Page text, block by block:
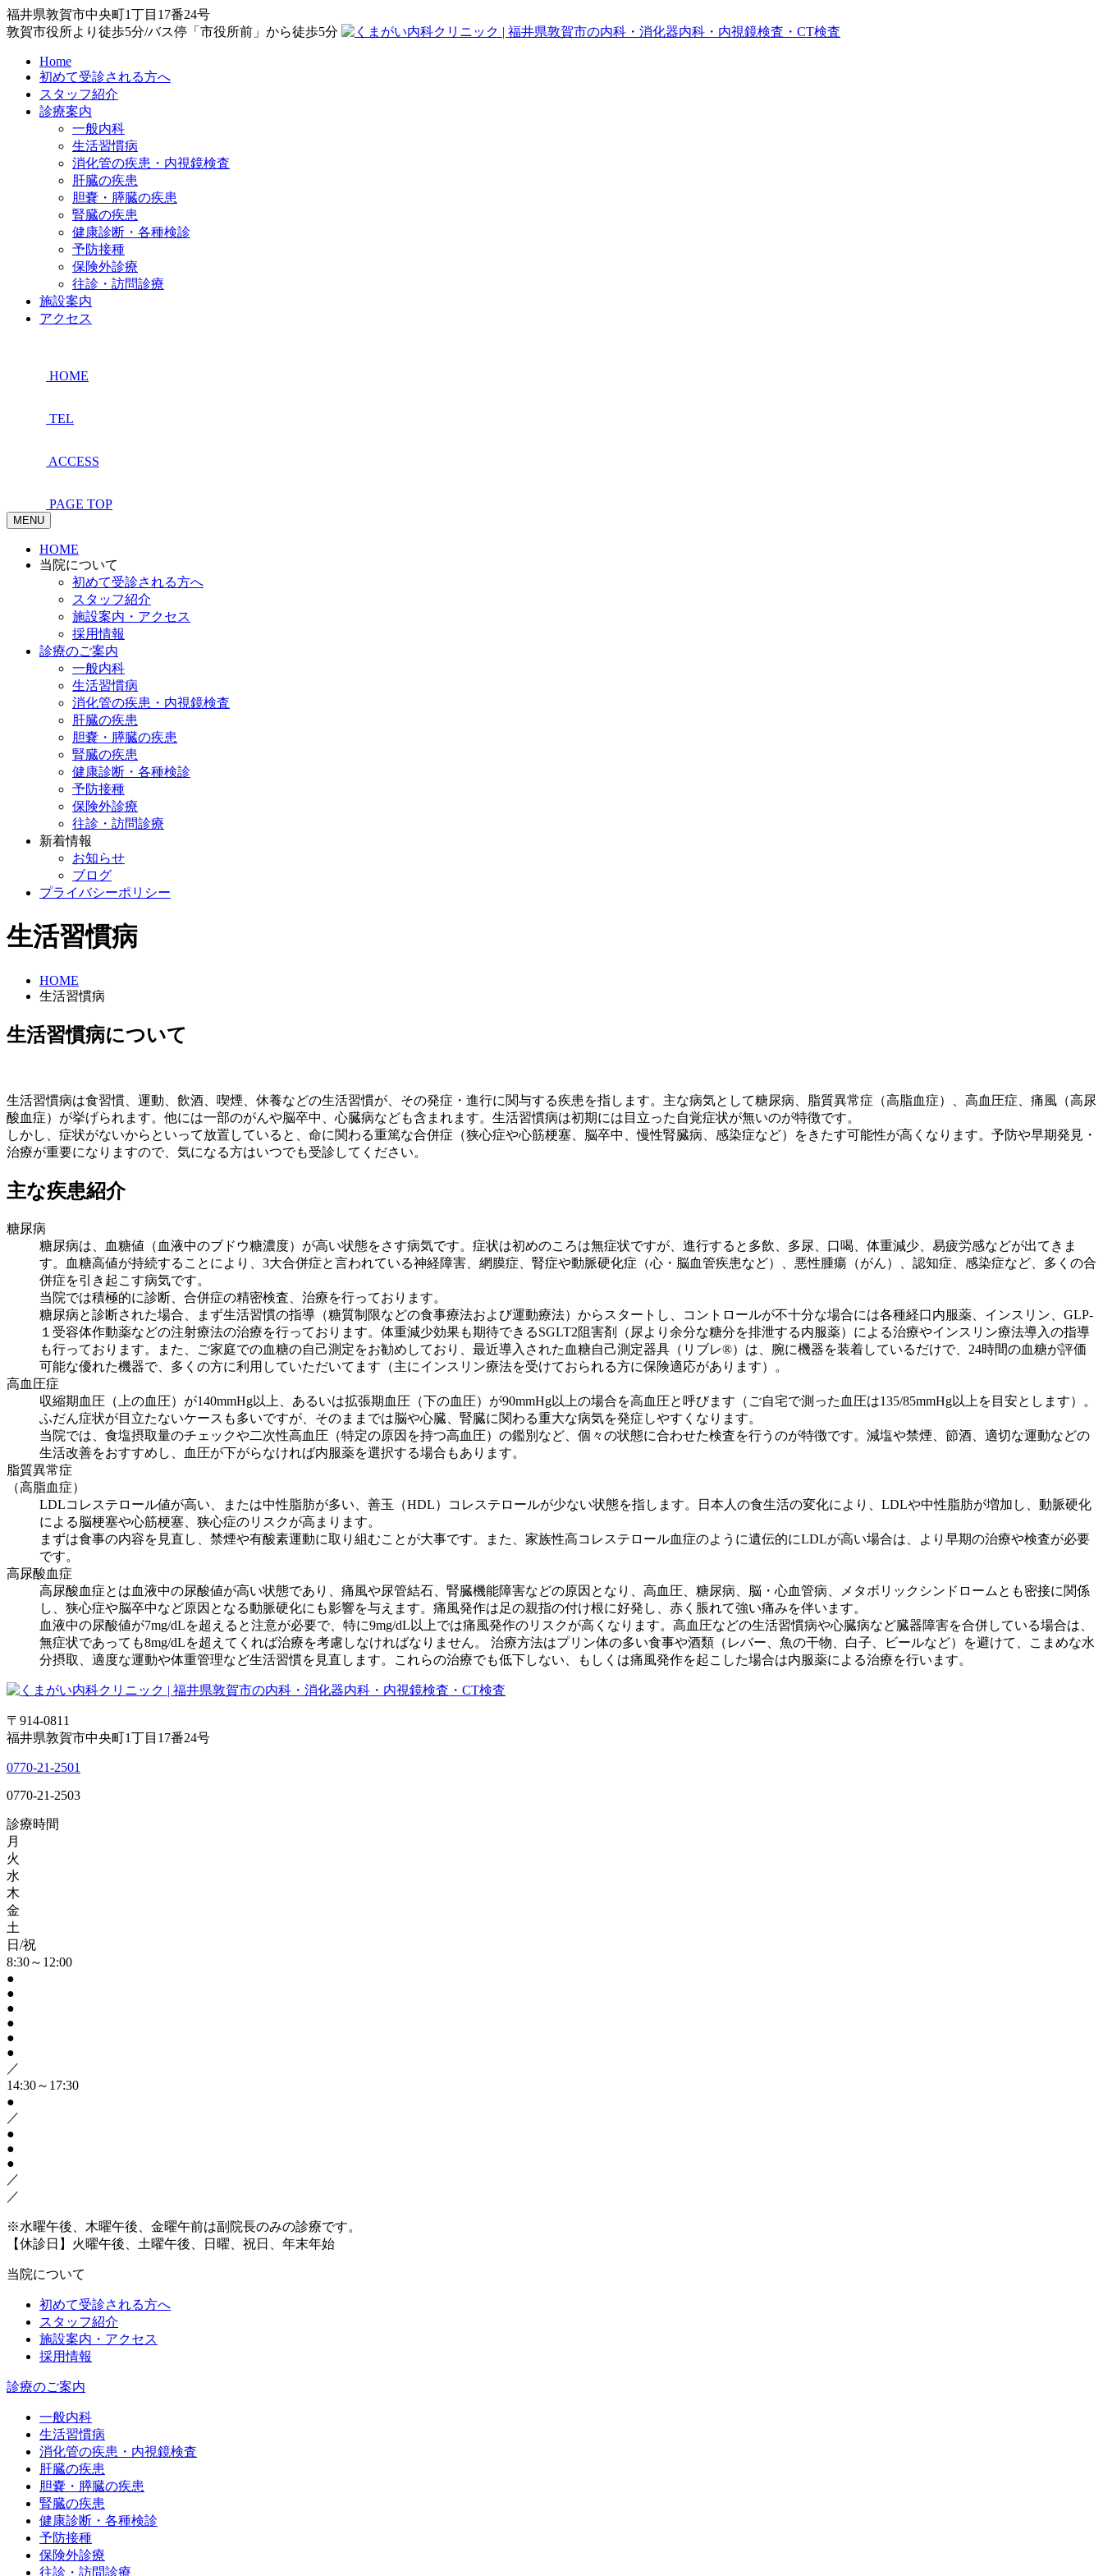
福井県敦賀市中央町1丁目17番24号
敦賀市役所より徒歩5分/バス停「市役所前」から徒歩5分
Home
初めて受診される方へ
スタッフ紹介
診療案内
一般内科
生活習慣病
消化管の疾患・内視鏡検査
肝臓の疾患
胆嚢・膵臓の疾患
腎臓の疾患
健康診断・各種検診
予防接種
保険外診療
往診・訪問診療
施設案内
アクセス
HOME
TEL
ACCESS
PAGE TOP
MENU
HOME
当院について
初めて受診される方へ
スタッフ紹介
施設案内・アクセス
採用情報
診療のご案内
一般内科
生活習慣病
消化管の疾患・内視鏡検査
肝臓の疾患
胆嚢・膵臓の疾患
腎臓の疾患
健康診断・各種検診
予防接種
保険外診療
往診・訪問診療
新着情報
お知らせ
ブログ
プライバシーポリシー
生活習慣病
HOME
生活習慣病
生活習慣病について
生活習慣病は食習慣、運動、飲酒、喫煙、休養などの生活習慣が、その発症・進行に関与する疾患を指します。主な病気として糖尿病、脂質異常症（高脂血症）、高血圧症、痛風（高尿
酸血症）が挙げられます。他には一部のがんや脳卒中、心臓病なども含まれます。生活習慣病は初期には目立った自覚症状が無いのが特徴です。
しかし、症状がないからといって放置していると、命に関わる重篤な合併症（狭心症や心筋梗塞、脳卒中、慢性腎臓病、感染症など）をきたす可能性が高くなります。予防や早期発見・
治療が重要になりますので、気になる方はいつでも受診してください。
主な疾患紹介
糖尿病
糖尿病は、血糖値（血液中のブドウ糖濃度）が高い状態をさす病気です。症状は初めのころは無症状ですが、進行すると多飲、多尿、口喝、体重減少、易疲労感などが出てきま
す。血糖高値が持続することにより、3大合併症と言われている神経障害、網膜症、腎症や動脈硬化症（心・脳血管疾患など）、悪性腫瘍（がん）、認知症、感染症など、多くの合
併症を引き起こす病気です。
当院では積極的に診断、合併症の精密検査、治療を行っております。
糖尿病と診断された場合、まず生活習慣の指導（糖質制限などの食事療法および運動療法）からスタートし、コントロールが不十分な場合には各種経口内服薬、インスリン、GLP-
１受容体作動薬などの注射療法の治療を行っております。体重減少効果も期待できるSGLT2阻害剤（尿より余分な糖分を排泄する内服薬）による治療やインスリン療法導入の指導
も行っております。また、ご家庭での血糖の自己測定をお勧めしており、最近導入された血糖自己測定器具（リブレ®）は、腕に機器を装着しているだけで、24時間の血糖が評価
可能な優れた機器で、多くの方に利用していただいてます（主にインスリン療法を受けておられる方に保険適応があります）。
高血圧症
収縮期血圧（上の血圧）が140mmHg以上、あるいは拡張期血圧（下の血圧）が90mmHg以上の場合を高血圧と呼びます（ご自宅で測った血圧は135/85mmHg以上を目安とします）。
ふだん症状が目立たないケースも多いですが、そのままでは脳や心臓、腎臓に関わる重大な病気を発症しやすくなります。
当院では、食塩摂取量のチェックや二次性高血圧（特定の原因を持つ高血圧）の鑑別など、個々の状態に合わせた検査を行うのが特徴です。減塩や禁煙、節酒、適切な運動などの
生活改善をおすすめし、血圧が下がらなければ内服薬を選択する場合もあります。
脂質異常症
（高脂血症）
LDLコレステロール値が高い、または中性脂肪が多い、善玉（HDL）コレステロールが少ない状態を指します。日本人の食生活の変化により、LDLや中性脂肪が増加し、動脈硬化
による脳梗塞や心筋梗塞、狭心症のリスクが高まります。
まずは食事の内容を見直し、禁煙や有酸素運動に取り組むことが大事です。また、家族性高コレステロール血症のように遺伝的にLDLが高い場合は、より早期の治療や検査が必要
です。
高尿酸血症
高尿酸血症とは血液中の尿酸値が高い状態であり、痛風や尿管結石、腎臓機能障害などの原因となり、高血圧、糖尿病、脳・心血管病、メタボリックシンドロームとも密接に関係
し、狭心症や脳卒中など原因となる動脈硬化にも影響を与えます。痛風発作は足の親指の付け根に好発し、赤く脹れて強い痛みを伴います。
血液中の尿酸値が7mg/dLを超えると注意が必要で、特に9mg/dL以上では痛風発作のリスクが高くなります。高血圧などの生活習慣病や心臓病など臓器障害を合併している場合は、
無症状であっても8mg/dLを超えてくれば治療を考慮しなければなりません。 治療方法はプリン体の多い食事や酒類（レバー、魚の干物、白子、ビールなど）を避けて、こまめな水
分摂取、適度な運動や体重管理など生活習慣を見直します。これらの治療でも低下しない、もしくは痛風発作を起こした場合は内服薬による治療を行います。
〒914-0811
福井県敦賀市中央町1丁目17番24号
0770-21-2501
0770-21-2503
診療時間
月
火
水
木
金
土
日/祝
8:30～12:00
●
●
●
●
●
●
／
14:30～17:30
●
／
●
●
●
／
／
※水曜午後、木曜午後、金曜午前は副院長のみの診療です。
【休診日】火曜午後、土曜午後、日曜、祝日、年末年始
当院について
初めて受診される方へ
スタッフ紹介
施設案内・アクセス
採用情報
診療のご案内
一般内科
生活習慣病
消化管の疾患・内視鏡検査
肝臓の疾患
胆嚢・膵臓の疾患
腎臓の疾患
健康診断・各種検診
予防接種
保険外診療
往診・訪問診療